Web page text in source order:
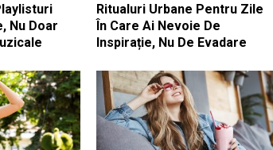
Nu Doar
Ritualuri Urbane Pentru Zile
În Care Ai Nevoie De
Inspirație, Nu De Evadare